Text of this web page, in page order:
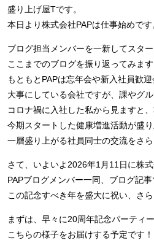
盛り上げ屋Tです。
本日より株式会社PAPは仕事始めです
ブログ担当メンバーを一新してスター
ここまでのブログを振り返ってみま
もともとPAPは忘年会や新入社員歓
大事にしている会社ですが、課やグ
コロナ禍に入社した私から見ますと
今期スタートした健康増進活動が盛
一層盛り上がる社員同士の交流をさ
さて、いよいよ2026年1月11日に株
PAPブログメンバー一同、ブログ記
この記念すべき年を盛大に祝い、さ
まずは、早々に20周年記念パーティ
こちらの様子をお届けする予定です！